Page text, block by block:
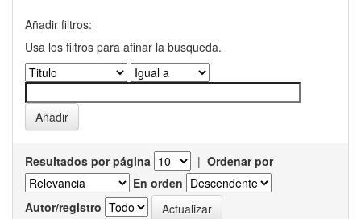
Añadir filtros:
Usa los filtros para afinar la busqueda.
Resultados por página | Ordenar por
En orden
Autor/registro